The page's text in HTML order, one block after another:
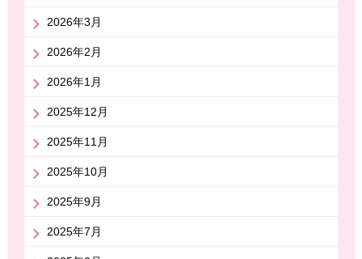
2026年3月
2026年2月
2026年1月
2025年12月
2025年11月
2025年10月
2025年9月
2025年7月